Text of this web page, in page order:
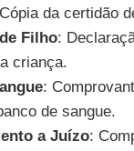
da certidão
Filho:
criança.
:
de sangue.
a Juízo: